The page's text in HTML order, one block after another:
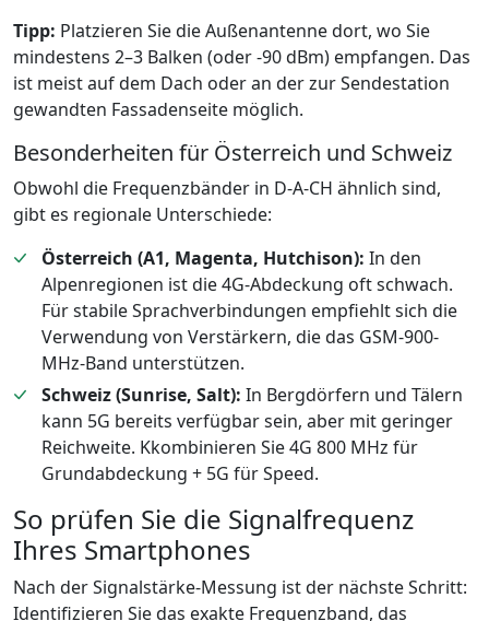
Tipp: Platzieren Sie die Außenantenne dort, wo Sie
mindestens 2–3 Balken (oder -90 dBm) empfangen. Das
ist meist auf dem Dach oder an der zur Sendestation
gewandten Fassadenseite möglich.
Besonderheiten für Österreich und Schweiz
Obwohl die Frequenzbänder in D-A-CH ähnlich sind,
gibt es regionale Unterschiede:
Österreich (A1, Magenta, Hutchison): In den
Alpenregionen ist die 4G-Abdeckung oft schwach.
Für stabile Sprachverbindungen empfiehlt sich die
Verwendung von Verstärkern, die das GSM-900-
MHz-Band unterstützen.
Schweiz (Sunrise, Salt): In Bergdörfern und Tälern
kann 5G bereits verfügbar sein, aber mit geringer
Reichweite. Kkombinieren Sie 4G 800 MHz für
Grundabdeckung + 5G für Speed.
So prüfen Sie die Signalfrequenz
Ihres Smartphones
Nach der Signalstärke-Messung ist der nächste Schritt:
Identifizieren Sie das exakte Frequenzband, das